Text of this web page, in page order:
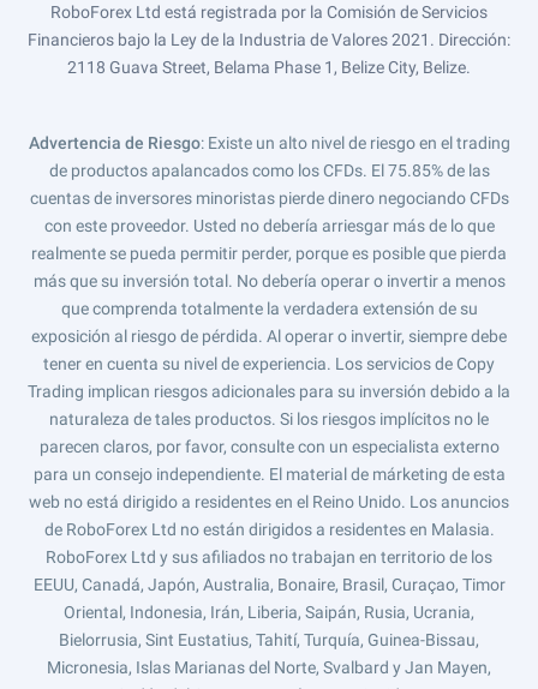
RoboForex Ltd está registrada por la Comisión de Servicios
Financieros bajo la Ley de la Industria de Valores 2021. Dirección:
2118 Guava Street, Belama Phase 1, Belize City, Belize.
Advertencia de Riesgo: Existe un alto nivel de riesgo en el trading
de productos apalancados como los CFDs. El 75.85% de las
cuentas de inversores minoristas pierde dinero negociando CFDs
con este proveedor. Usted no debería arriesgar más de lo que
realmente se pueda permitir perder, porque es posible que pierda
más que su inversión total. No debería operar o invertir a menos
que comprenda totalmente la verdadera extensión de su
exposición al riesgo de pérdida. Al operar o invertir, siempre debe
tener en cuenta su nivel de experiencia. Los servicios de Copy
Trading implican riesgos adicionales para su inversión debido a la
naturaleza de tales productos. Si los riesgos implícitos no le
parecen claros, por favor, consulte con un especialista externo
para un consejo independiente. El material de márketing de esta
web no está dirigido a residentes en el Reino Unido. Los anuncios
de RoboForex Ltd no están dirigidos a residentes en Malasia.
RoboForex Ltd y sus afiliados no trabajan en territorio de los
EEUU, Canadá, Japón, Australia, Bonaire, Brasil, Curaçao, Timor
Oriental, Indonesia, Irán, Liberia, Saipán, Rusia, Ucrania,
Bielorrusia, Sint Eustatius, Tahití, Turquía, Guinea-Bissau,
Micronesia, Islas Marianas del Norte, Svalbard y Jan Mayen,